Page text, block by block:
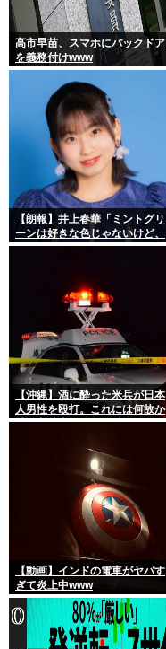
高市早苗、スマホにバックドア
を義務付けwww
【朗報】井上春華「ミントグリ
ーンは好きな色じゃないけど、
チョコミントは好きなのでまぁ
【沖縄】酒に酔った米兵が日本
人男性を殴打。これには何故か
排外主義者もダンマリ
【動画】インドの電車がヤバす
ぎて炎上中www